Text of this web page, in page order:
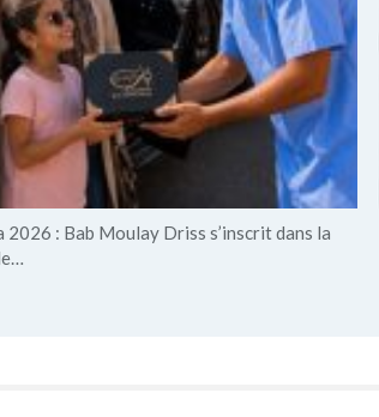
: Bab Moulay Driss s’inscrit dans la